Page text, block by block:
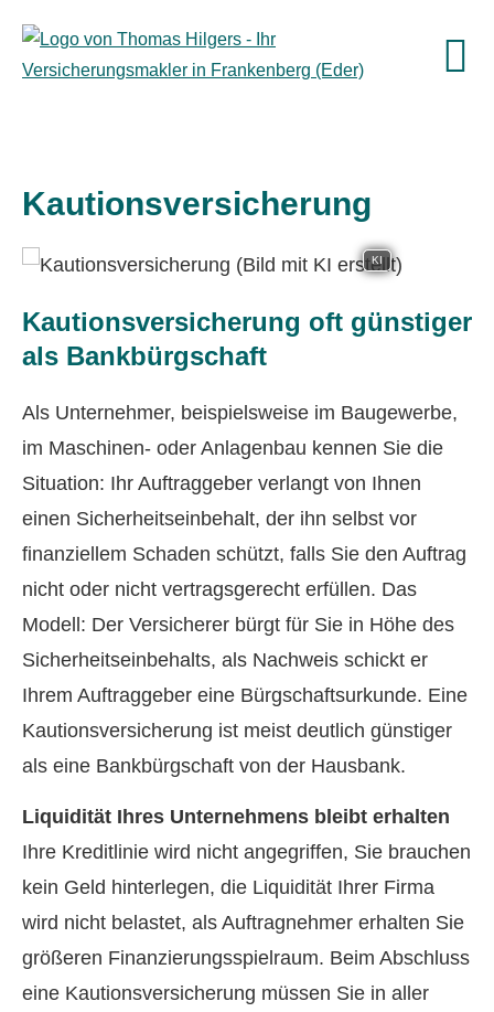
Kautionsversicherung
KI
Kautionsversicherung oft günstiger
als Bankbürgschaft
Als Unternehmer, beispielsweise im Baugewerbe,
im Maschinen- oder Anlagenbau kennen Sie die
Situation: Ihr Auftraggeber verlangt von Ihnen
einen Sicherheitseinbehalt, der ihn selbst vor
finanziellem Schaden schützt, falls Sie den Auftrag
nicht oder nicht vertragsgerecht erfüllen. Das
Modell: Der Versicherer bürgt für Sie in Höhe des
Sicherheitseinbehalts, als Nachweis schickt er
Ihrem Auftraggeber eine Bürgschaftsurkunde. Eine
Kautionsversicherung ist meist deutlich günstiger
als eine Bankbürgschaft von der Hausbank.
Liquidität Ihres Unternehmens bleibt erhalten
Ihre Kreditlinie wird nicht angegriffen, Sie brauchen
kein Geld hinterlegen, die Liquidität Ihrer Firma
wird nicht belastet, als Auftragnehmer erhalten Sie
größeren Finanzierungsspielraum. Beim Abschluss
eine Kautionsversicherung müssen Sie in aller